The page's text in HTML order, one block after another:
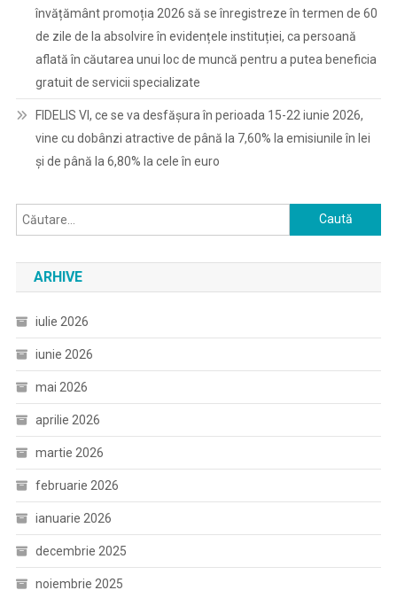
învățământ promoția 2026 să se înregistreze în termen de 60
de zile de la absolvire în evidențele instituției, ca persoană
aflată în căutarea unui loc de muncă pentru a putea beneficia
gratuit de servicii specializate
FIDELIS VI, ce se va desfășura în perioada 15-22 iunie 2026,
vine cu dobânzi atractive de până la 7,60% la emisiunile în lei
și de până la 6,80% la cele în euro
Caută
după:
ARHIVE
iulie 2026
iunie 2026
mai 2026
aprilie 2026
martie 2026
februarie 2026
ianuarie 2026
decembrie 2025
noiembrie 2025